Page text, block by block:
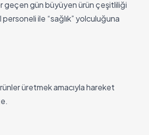
geçen gün büyüyen ürün çeşitliliği
personeli ile “sağlık” yolculuğuna
üretmek amacıyla hareket